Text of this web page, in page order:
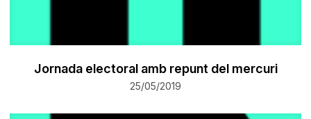
Jornada electoral amb repunt del mercuri
25/05/2019